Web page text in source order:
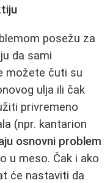
posežu za
da sami
možete čuti su
ulja ili čak
privremeno
(npr. kantarion
osnovni problem
u meso. Čak i ako
će nastaviti da